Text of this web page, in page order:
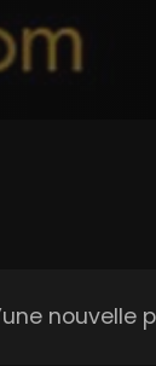
nouvelle